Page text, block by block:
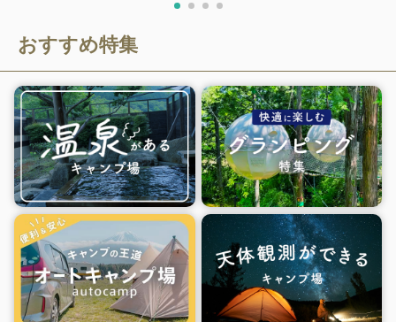
おすすめ特集